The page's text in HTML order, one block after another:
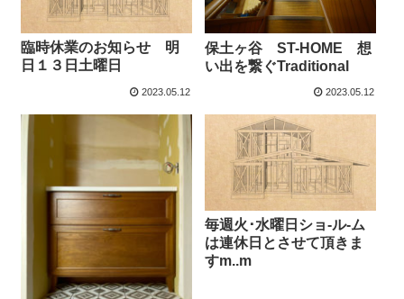
臨時休業のお知らせ 明
日１３日土曜日
2023.05.12
保土ヶ谷 ST-HOME 想
い出を繋ぐTraditional
2023.05.12
毎週火･水曜日ショ-ル-ム
は連休日とさせて頂きま
すm..m